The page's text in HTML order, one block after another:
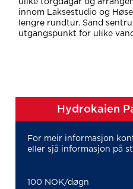
innom Laksestudio og
lengre rundtur. Sand
utgangspunkt for ulike
Hydrokaien
For meir informasjon
eller sjå informasjon på
100 NOK/døgn